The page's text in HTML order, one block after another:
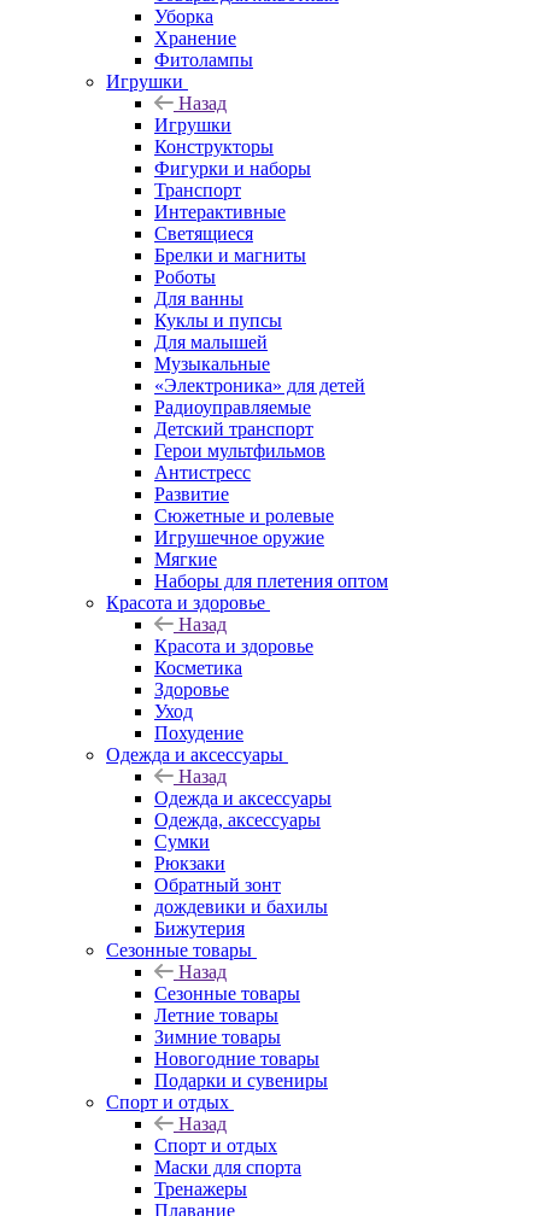
Уборка
Хранение
Фитолампы
Игрушки
Назад
Игрушки
Конструкторы
Фигурки и наборы
Транспорт
Интерактивные
Светящиеся
Брелки и магниты
Роботы
Для ванны
Куклы и пупсы
Для малышей
Музыкальные
«Электроника» для детей
Радиоуправляемые
Детский транспорт
Герои мультфильмов
Антистресс
Развитие
Сюжетные и ролевые
Игрушечное оружие
Мягкие
Наборы для плетения оптом
Красота и здоровье
Назад
Красота и здоровье
Косметика
Здоровье
Уход
Похудение
Одежда и аксессуары
Назад
Одежда и аксессуары
Одежда, аксессуары
Сумки
Рюкзаки
Обратный зонт
дождевики и бахилы
Бижутерия
Сезонные товары
Назад
Сезонные товары
Летние товары
Зимние товары
Новогодние товары
Подарки и сувениры
Спорт и отдых
Назад
Спорт и отдых
Маски для спорта
Тренажеры
Плавание